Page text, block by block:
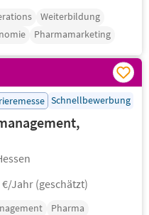
Weiterbildung
Pharmamarketing
Schnellbewerbung
€/Jahr (geschätzt)
Pharma